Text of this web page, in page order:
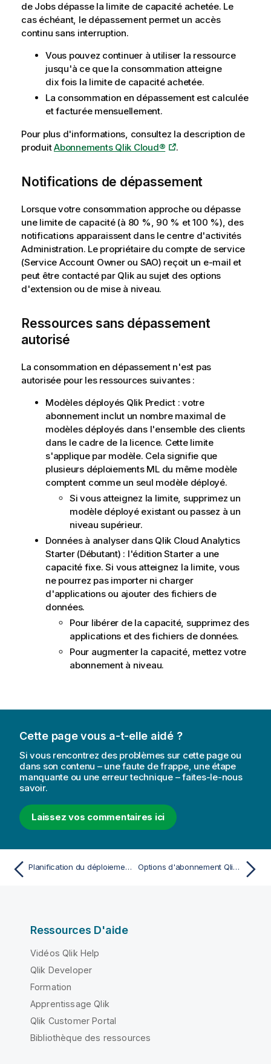
de Jobs dépasse la limite de capacité achetée. Le
cas échéant, le dépassement permet un accès
continu sans interruption.
Vous pouvez continuer à utiliser la ressource
jusqu'à ce que la consommation atteigne
dix fois la limite de capacité achetée.
La consommation en dépassement est calculée
et facturée mensuellement.
Pour plus d'informations, consultez la description de
produitAbonnements Qlik Cloud® .
Notifications de dépassement
Lorsque votre consommation approche ou dépasse
une limite de capacité (à 80 %, 90 % et 100 %), des
notifications apparaissent dans le centre d'activités
Administration. Le propriétaire du compte de service
(Service Account Owner ou SAO) reçoit un e-mail et
peut être contacté par Qlikau sujet des options
d'extension ou de mise à niveau.
Ressources sans dépassement
autorisé
La consommation en dépassement n'est pas
autorisée pour les ressources suivantes :
Modèles déployés Qlik Predict: votre
abonnement inclut un nombre maximal de
modèles déployés dans l'ensemble des clients
dans le cadre de la licence. Cette limite
s'applique par modèle. Cela signifie que
plusieurs déploiements ML du même modèle
comptent comme un seul modèle déployé.
Si vous atteignez la limite, supprimez un
modèle déployé existant ou passez à un
niveau supérieur.
Données à analyser dans Qlik Cloud Analytics
Starter (Débutant) : l'édition Starter a une
capacité fixe. Si vous atteignez la limite, vous
ne pourrez pas importer ni charger
d'applications ou ajouter des fichiers de
données.
Pour libérer de la capacité, supprimez des
applications et des fichiers de données.
Pour augmenter la capacité, mettez votre
abonnement à niveau.
Cette page vous a-t-elle aidé ?
Si vous rencontrez des problèmes sur cette page ou
dans son contenu – une faute de frappe, une étape
manquante ou une erreur technique – faites-le-nous
savoir.
Laissez vos commentaires ici
Planification du déploiement de Qlik Cloud Options d'abonnement Qlik Cloud Analytics
Ressources D'aide
Vidéos Qlik Help
Qlik Developer
Formation
Apprentissage Qlik
Qlik Customer Portal
Bibliothèque des ressources